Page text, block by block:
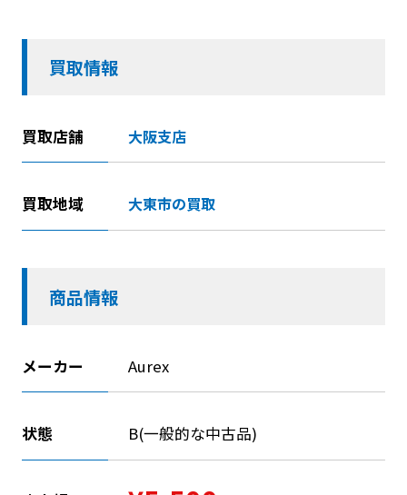
買取情報
買取店舗 大阪支店
買取地域 大東市の買取
商品情報
メーカー Aurex
状態 B(一般的な中古品)